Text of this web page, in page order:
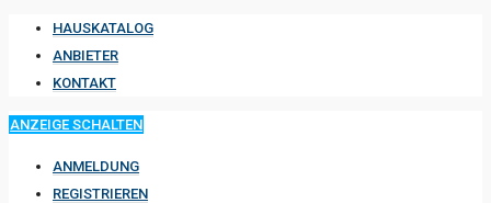
HAUSKATALOG
ANBIETER
KONTAKT
ANZEIGE SCHALTEN
ANMELDUNG
REGISTRIEREN